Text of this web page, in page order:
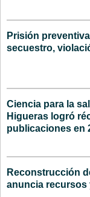
Prisión
secuestro,
Ciencia para la
Higueras logró
publicaciones en
Reconstrucción
anuncia recursos